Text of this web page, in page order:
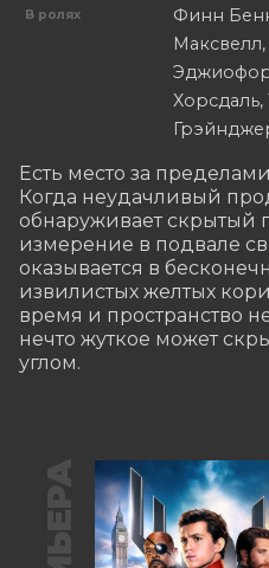
В ролях
Финн
Есть место за
Когда неудачливый
обнаруживает скрытый
измерение в подвале
оказывается в
извилистых желтых
время и пространство
нечто жуткое может
углом.